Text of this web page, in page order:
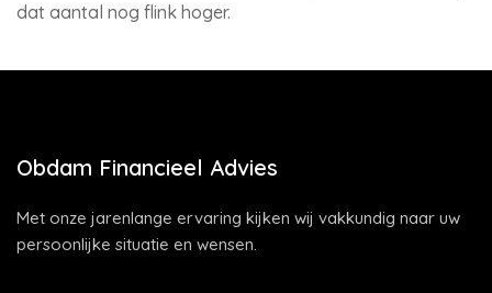
dat aantal nog flink hoger.
Obdam Financieel Advies
Met onze jarenlange ervaring kijken wij vakkundig naar uw
persoonlijke situatie en wensen.